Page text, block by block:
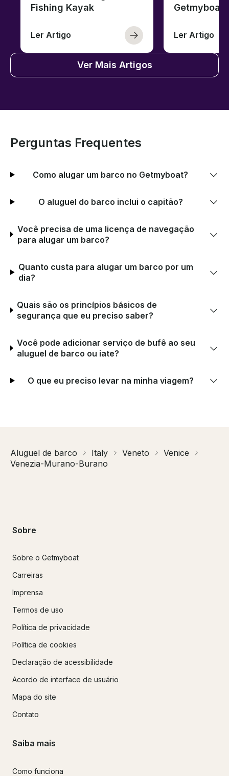
Fishing Kayak
Ler Artigo
Getmyboat
Ler Artigo
Ver Mais Artigos
Perguntas Frequentes
Como alugar um barco no Getmyboat?
O aluguel do barco inclui o capitão?
Você precisa de uma licença de navegação
para alugar um barco?
Quanto custa para alugar um barco por um
dia?
Quais são os princípios básicos de
segurança que eu preciso saber?
Você pode adicionar serviço de bufê ao seu
aluguel de barco ou iate?
O que eu preciso levar na minha viagem?
Aluguel de barco Italy Veneto
Venice
Venezia-Murano-Burano
Sobre
Sobre o Getmyboat
Carreiras
Imprensa
Termos de uso
Política de privacidade
Política de cookies
Declaração de acessibilidade
Acordo de interface de usuário
Mapa do site
Contato
Saiba mais
Como funciona